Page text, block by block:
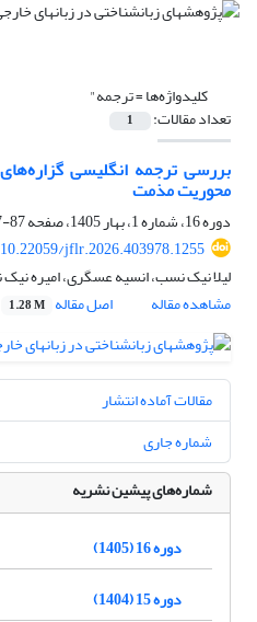
کلیدواژه‌ها =ترجمه"
تعداد مقالات: 1
بررسی ترجمه انگلیسی گزاره‌های
محوریت مذمت
دوره 16، شماره 1، بهار 1405، صفحه
87-107
10.22059/jflr.2026.403978.1255
لیلا نیک نسب، انسیه عسگری، امیره نیک
مشاهده مقاله
اصل مقاله 1.28 M
مقالات آماده انتشار
شماره جاری
شماره‌های پیشین نشریه
دوره 16 (1405)
دوره 15 (1404)